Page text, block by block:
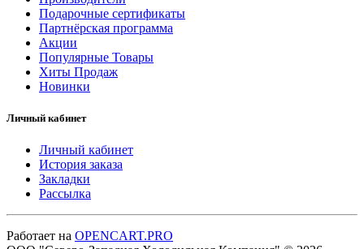
Подарочные сертификаты
Партнёрская программа
Акции
Популярные Товары
Хиты Продаж
Новинки
Личный кабинет
Личный кабинет
История заказа
Закладки
Рассылка
Работает на OPENCART.PRO